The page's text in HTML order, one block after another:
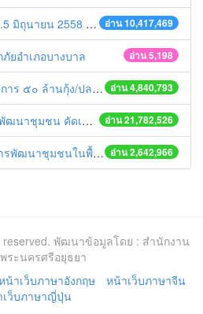
อ่าน 10,417,469
งานต้นแบบในการจัดตั้งศูนย์ข้อมูลข่าวสารของราชการฯ ประจำปีงบประมาณ พ.ศ. 2558
อ่าน 5,198
ยอำเภอบางบาล
อ่าน 4,840,793
ลา ฟื้นชีวิตใหม่ให้เจ้าพระยา
อ่าน 21,782,526
ละหน่วยงานพัฒนาชุมชนใสสะอาด ประจำปี ๒๕๕๔
อ่าน 2,642,966
2558 กองทุนพัฒนาไฟฟ้าบริษัท โรจนะเพาเวอร์ จำกัด
reserved. พัฒนาข้อมูลโดย : สำนักงาน
ระนครศรีอยุธยา
น้าเว็บภาษาอังกฤษ
หน้าเว็บภาษาจีน
ว็บภาษาญี่ปุ่น